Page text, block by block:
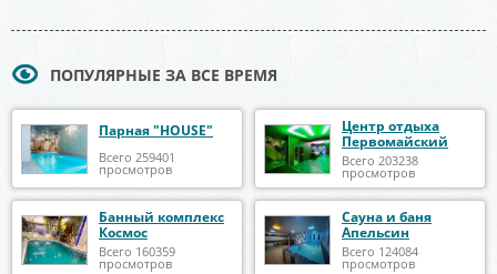
ПОПУЛЯРНЫЕ ЗА ВСЕ ВРЕМЯ
Парная "HOUSE"
Всего 259401
просмотров
Центр отдыха
Первомайский
Всего 203238
просмотров
Банный комплекс
Космос
Всего 160359
просмотров
Сауна и баня
Апельсин
Всего 124084
просмотров